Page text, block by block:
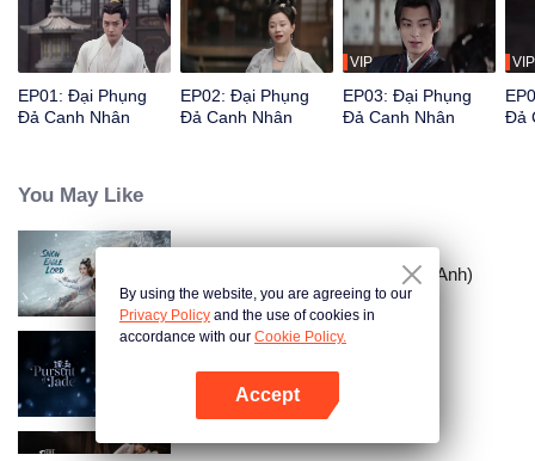
EP01: Đại Phụng
Đả Canh Nhân
EP02: Đại Phụng
Đả Canh Nhân
VIP
EP03: Đại Phụng
Đả Canh Nhân
VIP
Đả
You May Like
Tuyết Ưng Lĩnh Chủ (Bản Tiếng Anh)
Trục Ngọc (Bản Tiếng Anh)
By using the website, you are agreeing to our
Privacy Policy and the use of cookies in
accordance with our Cookie Policy.
Accept